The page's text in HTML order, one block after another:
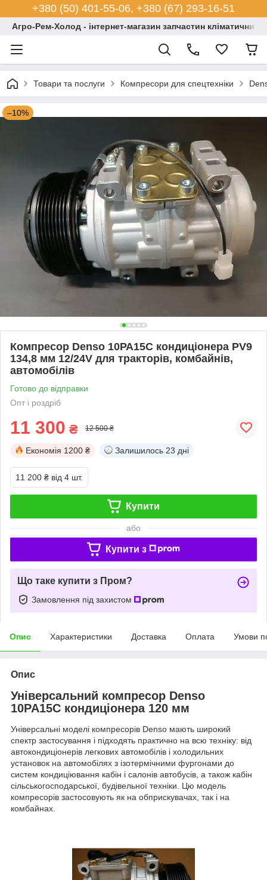
+380 (50) 401-55-06, +380 (67) 293-16-51
Агро-Рем-Холод - інтернет-магазин запчастин кліматичних
Товари та послуги Компресори для спецтехніки
–10%
Компресор Denso 10РА15С кондиціонера PV9
134,8 мм 12/24V для тракторів, комбайнів,
автомобілів
Готово до відправки
Опт і роздріб
11 300 ₴ 12 500 ₴
Економія 1200 ₴ Залишилось 23 дні
11 200 ₴ від 4 шт.
Купити
або
Купити з
Що таке купити з Пром?
Замовлення під захистом
Опис Характеристики Доставка Оплата Умови
Опис
Універсальний компресор Denso
10PA15C кондиціонера 120 мм
Універсальні моделі компресорів Denso мають широкий
спектр застосування і підходять практично на всю техніку: від
автокондиціонерів легкових автомобілів і холодильних
установок на автомобілях з ізотермічними фургонами до
систем кондиціювання кабін і салонів автобусів, а також кабін
сільськогосподарської, будівельної техніки. Цю модель
компресорів застосовують як на обприскувачах, так і на
комбайнах.